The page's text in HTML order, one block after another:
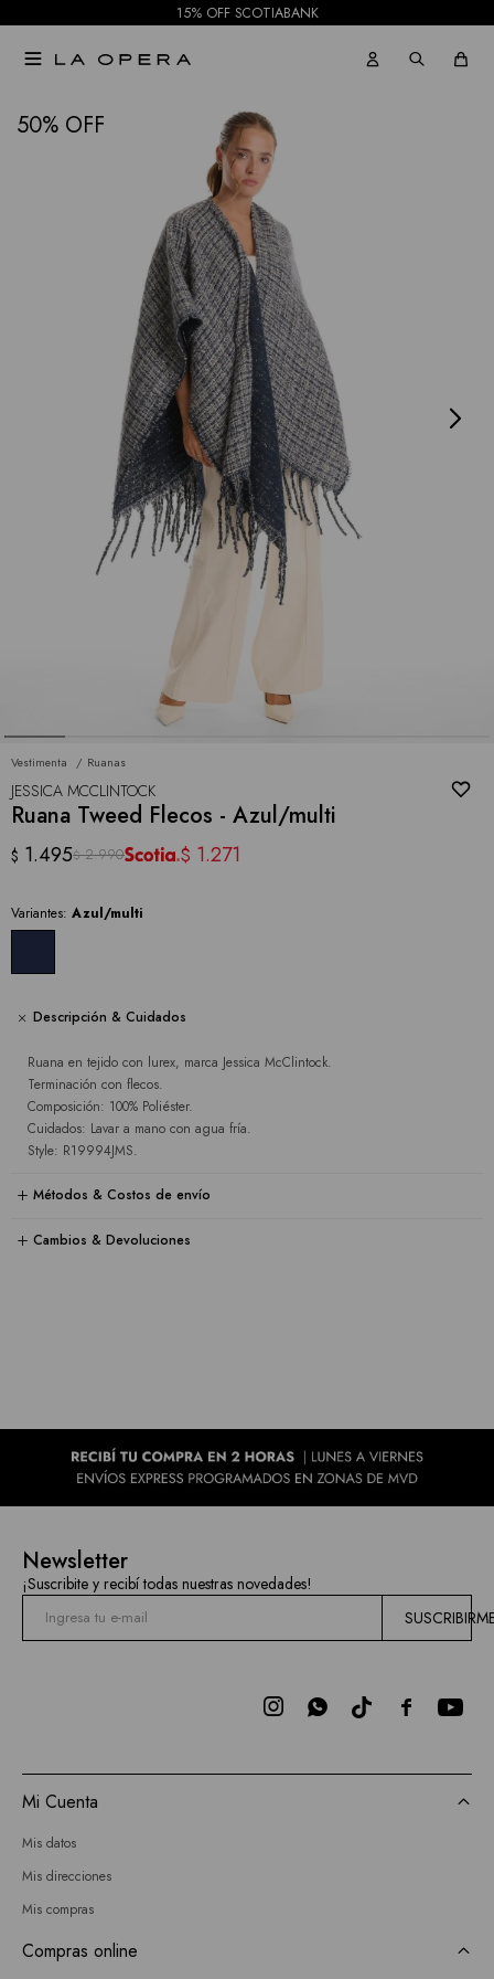
15% OFF SCOTIABANK

50
Vestimenta Ruanas
JESSICA MCCLINTOCK
Ruana Tweed Flecos - Azul/multi
$ 1.495$ 2.990 $ 1.271
Variantes: Azul/multi
Descripción & Cuidados
Ruana en tejido con lurex, marca Jessica McClintock.
Terminación con flecos.
Composición: 100% Poliéster.
Cuidados: Lavar a mano con agua fría.
Style: R19994JMS.
Métodos & Costos de envío
Cambios & Devoluciones
NOTIFICARME
Newsletter
¡Suscribite y recibí todas nuestras novedades!

 
Mi Cuenta
Mis datos
Mis direcciones
Mis compras
Compras online